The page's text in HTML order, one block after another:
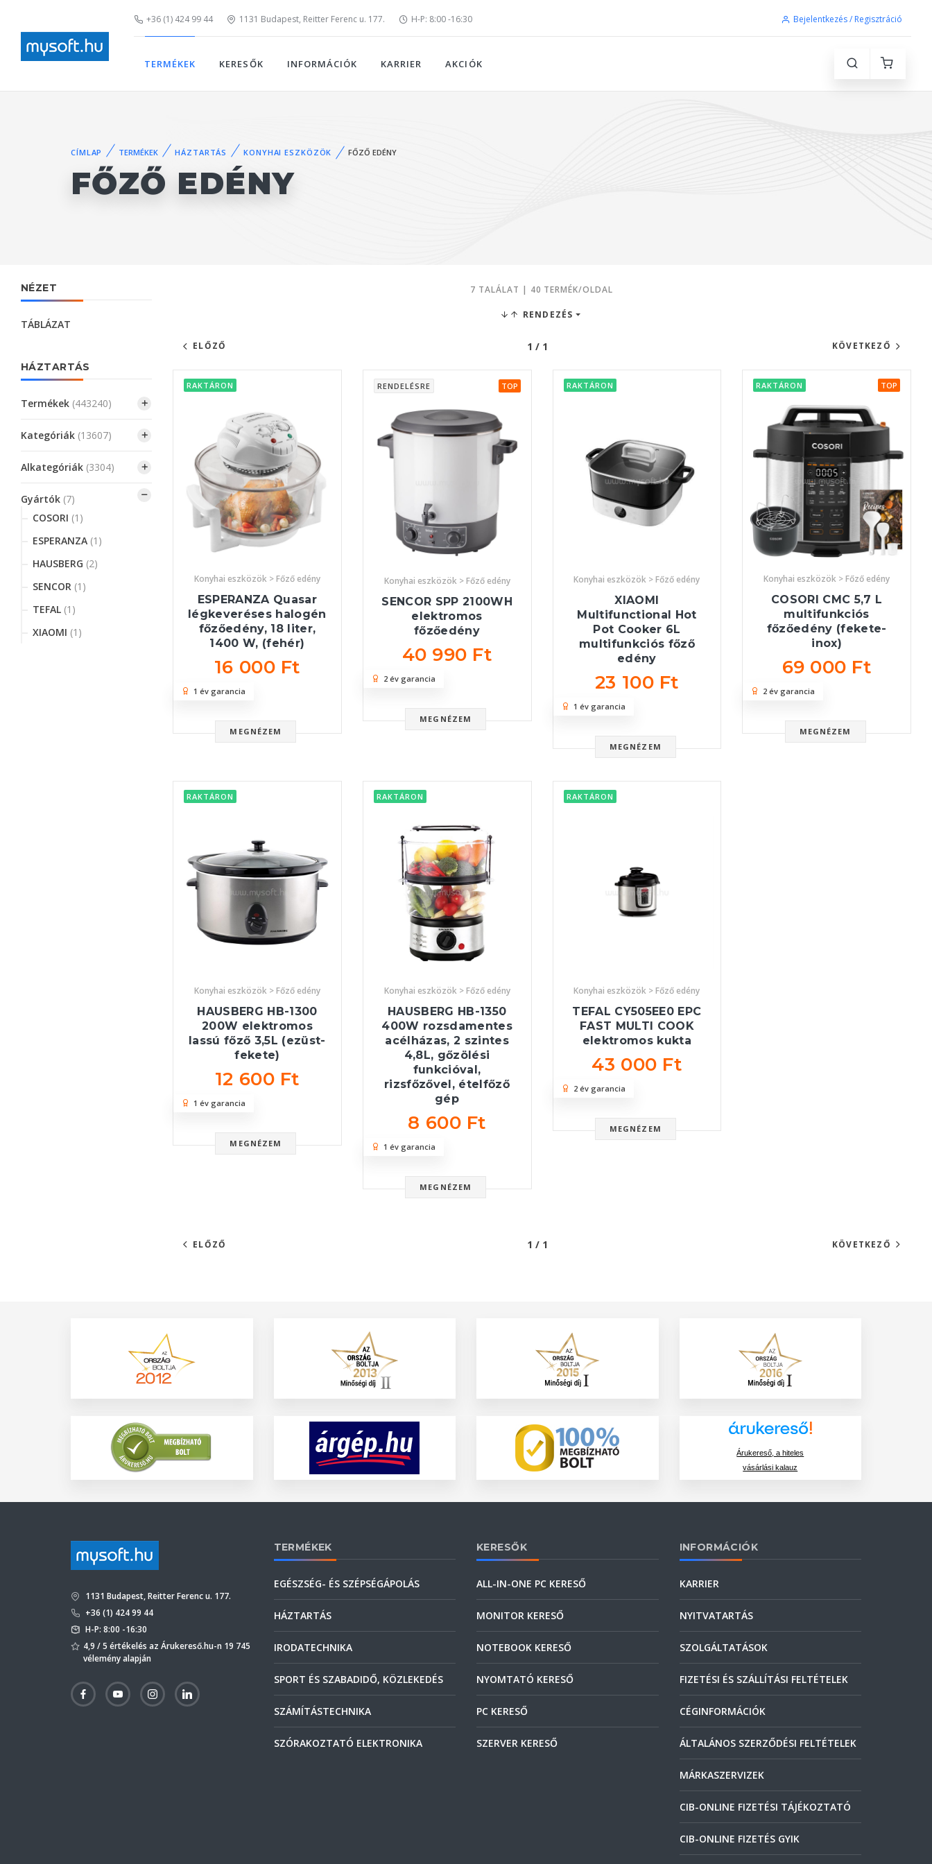
+36 (1) 424 99 44 1131 Budapest, Reitter Ferenc u. 177. H-P: 8:00 -16:30 Bejelentkezés / Regisztráció
TERMÉKEK KERESŐK INFORMÁCIÓK KARRIER AKCIÓK
CÍMLAP TERMÉKEK HÁZTARTÁS KONYHAI ESZKÖZÖK FŐZŐ EDÉNY
FŐZŐ EDÉNY
NÉZET
TÁBLÁZAT
HÁZTARTÁS
Termékek (443240)
Kategóriák (13607)
Alkategóriák (3304)
Gyártók (7)
COSORI (1)
ESPERANZA (1)
HAUSBERG (2)
SENCOR (1)
TEFAL (1)
XIAOMI (1)
7 TALÁLAT | 40 TERMÉK/OLDAL
RENDEZÉS
ELŐZŐ 1 / 1 KÖVETKEZŐ
RAKTÁRON
Konyhai eszközök > Főző edény
ESPERANZA Quasar
légkeveréses halogén
főzőedény, 18 liter,
1400 W, (fehér)
16 000 Ft
MEGNÉZEM
1 év garancia
RENDELÉSRE TOP
Konyhai eszközök > Főző edény
SENCOR SPP 2100WH
elektromos
főzőedény
40 990 Ft
MEGNÉZEM
2 év garancia
RAKTÁRON
Konyhai eszközök > Főző edény
XIAOMI
Multifunctional Hot
Pot Cooker 6L
multifunkciós főző
edény
23 100 Ft
MEGNÉZEM
1 év garancia
RAKTÁRON TOP
Konyhai eszközök > Főző edény
COSORI CMC 5,7 L
multifunkciós
főzőedény (fekete-
inox)
69 000 Ft
MEGNÉZEM
2 év garancia
RAKTÁRON
Konyhai eszközök > Főző edény
HAUSBERG HB-1300
200W elektromos
lassú főző 3,5L (ezüst-
fekete)
12 600 Ft
MEGNÉZEM
1 év garancia
RAKTÁRON
Konyhai eszközök > Főző edény
HAUSBERG HB-1350
400W rozsdamentes
acélházas, 2 szintes
4,8L, gőzölési
funkcióval,
rizsfőzővel, ételfőző
gép
8 600 Ft
MEGNÉZEM
1 év garancia
RAKTÁRON
Konyhai eszközök > Főző edény
TEFAL CY505EE0 EPC
FAST MULTI COOK
elektromos kukta
43 000 Ft
MEGNÉZEM
2 év garancia
ELŐZŐ 1 / 1 KÖVETKEZŐ
Árukereső, a hiteles
vásárlási kalauz
1131 Budapest, Reitter Ferenc u. 177.
+36 (1) 424 99 44
H-P: 8:00 -16:30
4,9 / 5 értékelés az Árukereső.hu-n 19 745
vélemény alapján
TERMÉKEK
EGÉSZSÉG- ÉS SZÉPSÉGÁPOLÁS
HÁZTARTÁS
IRODATECHNIKA
SPORT ÉS SZABADIDŐ, KÖZLEKEDÉS
SZÁMÍTÁSTECHNIKA
SZÓRAKOZTATÓ ELEKTRONIKA
KERESŐK
ALL-IN-ONE PC KERESŐ
MONITOR KERESŐ
NOTEBOOK KERESŐ
NYOMTATÓ KERESŐ
PC KERESŐ
SZERVER KERESŐ
INFORMÁCIÓK
KARRIER
NYITVATARTÁS
SZOLGÁLTATÁSOK
FIZETÉSI ÉS SZÁLLÍTÁSI FELTÉTELEK
CÉGINFORMÁCIÓK
ÁLTALÁNOS SZERZŐDÉSI FELTÉTELEK
MÁRKASZERVIZEK
CIB-ONLINE FIZETÉSI TÁJÉKOZTATÓ
CIB-ONLINE FIZETÉS GYIK